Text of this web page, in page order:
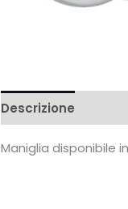
Descrizione
Maniglia disponibile